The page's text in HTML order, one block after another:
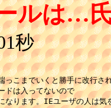
ルは…
秒
っこまでいくと勝手に改行さ
ドは入ってないので
なります。IEユーザの人は気